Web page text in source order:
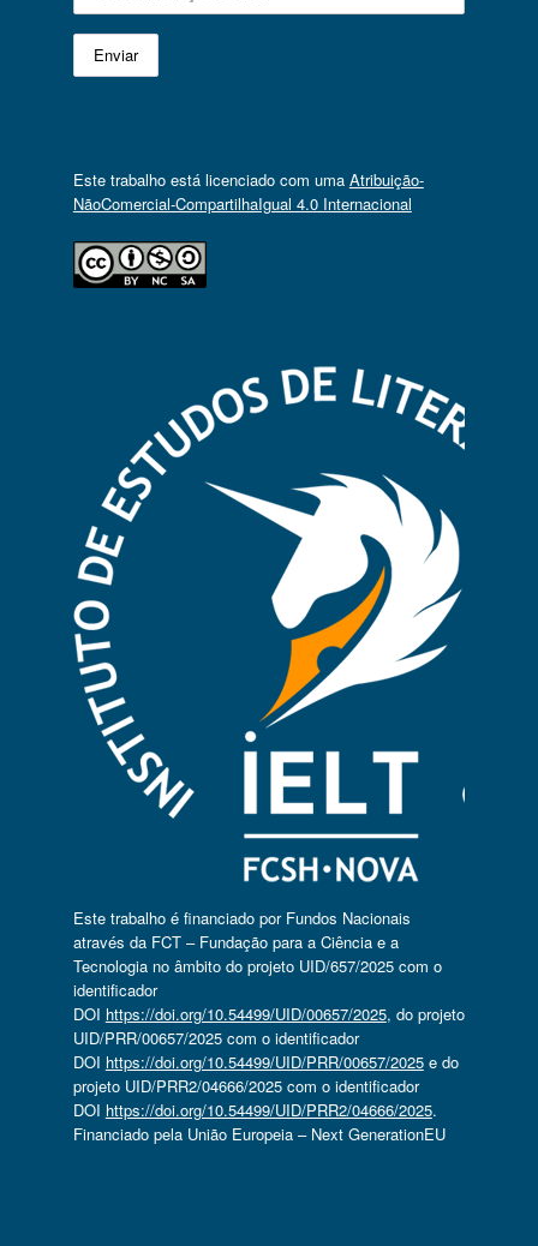
Este trabalho está licenciado com uma Atribuição-
NãoComercial-CompartilhaIgual 4.0 Internacional
Este trabalho é financiado por Fundos Nacionais
através da FCT – Fundação para a Ciência e a
Tecnologia no âmbito do projeto UID/657/2025 com o
identificador
DOI https://doi.org/10.54499/UID/00657/2025, do projeto
UID/PRR/00657/2025 com o identificador
DOI https://doi.org/10.54499/UID/PRR/00657/2025e do
projeto UID/PRR2/04666/2025 com o identificador
DOI https://doi.org/10.54499/UID/PRR2/04666/2025.
Financiado pela União Europeia – Next GenerationEU